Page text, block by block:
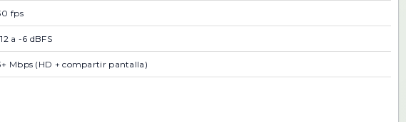
fps
a -6 dBFS
Mbps (HD + compartir pantalla)